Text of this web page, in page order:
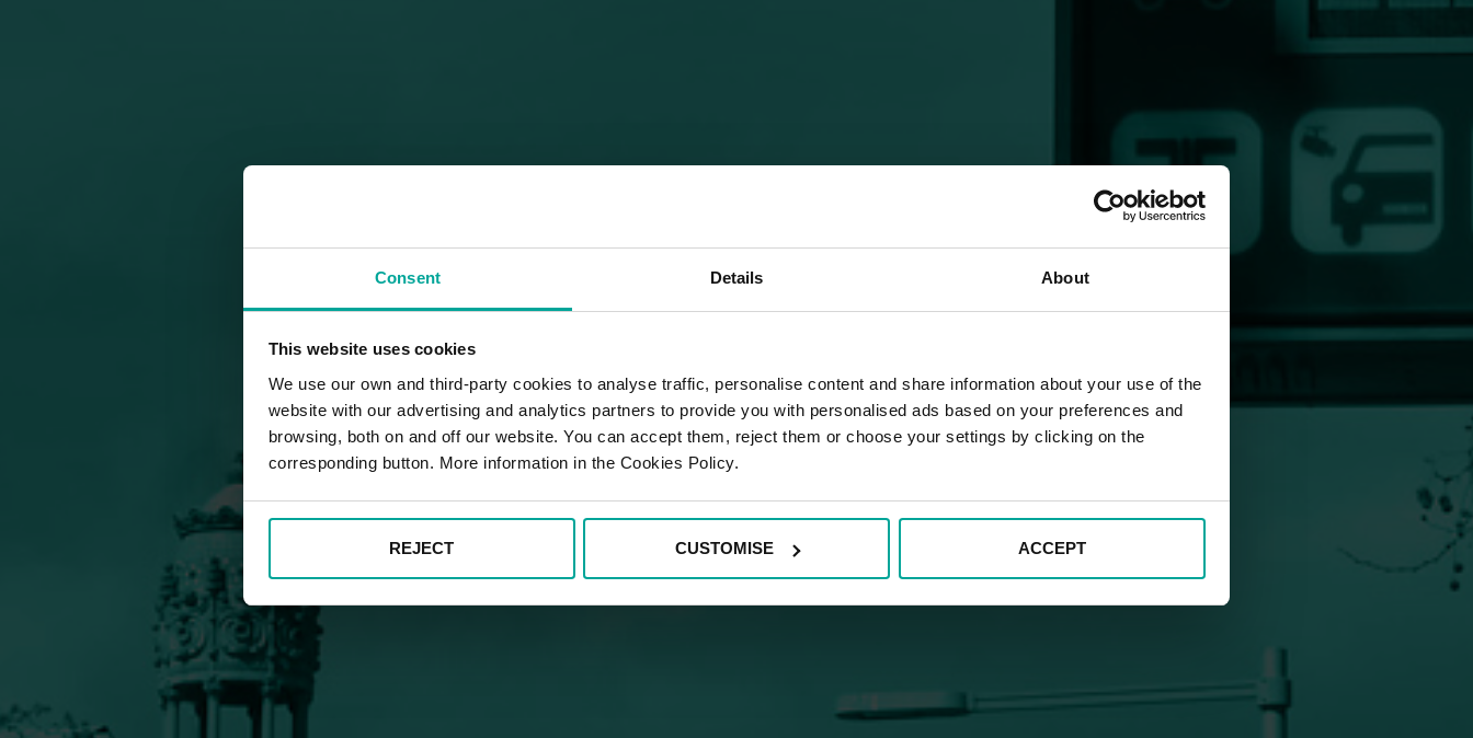
Consent Details About
This website uses cookies
We use our own and third-party cookies to analyse traffic, personalise content and share information about your use of the
website with our advertising and analytics partners to provide you with personalised ads based on your preferences and
browsing, both on and off our website. You can accept them, reject them or choose your settings by clicking on the
corresponding button. More information in the Cookies Policy.
REJECT CUSTOMISE ACCEPT